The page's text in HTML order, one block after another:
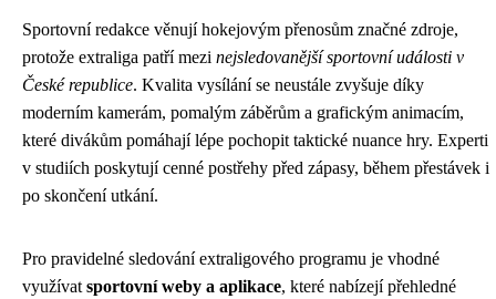
Sportovní redakce věnují hokejovým přenosům značné zdroje,
protože extraliga patří mezi nejsledovanější sportovní události v
České republice. Kvalita vysílání se neustále zvyšuje díky
moderním kamerám, pomalým záběrům a grafickým animacím,
které divákům pomáhají lépe pochopit taktické nuance hry. Experti
v studiích poskytují cenné postřehy před zápasy, během přestávek i
po skončení utkání.
Pro pravidelné sledování extraligového programu je vhodné
využívat sportovní weby a aplikace, které nabízejí přehledné